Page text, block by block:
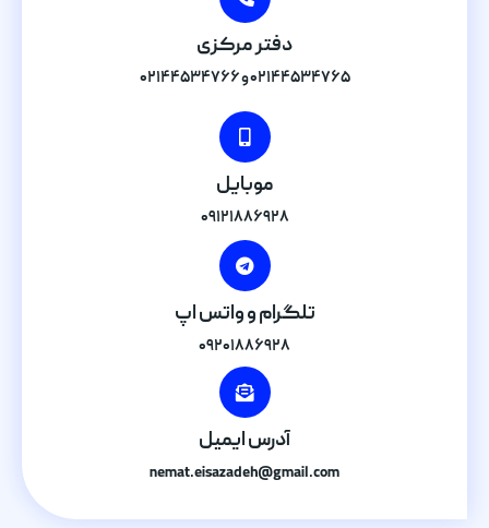
دفتر مرکزی
۰۲۱۴۴۵۳۴۷۶۵ و ۰۲۱۴۴۵۳۴۷۶۶
موبایل
۰۹۱۲۱۸۸۶۹۲۸
تلگرام و واتس اپ
۰۹۲۰۱۸۸۶۹۲۸
آدرس ایمیل
nemat.eisazadeh@gmail.com